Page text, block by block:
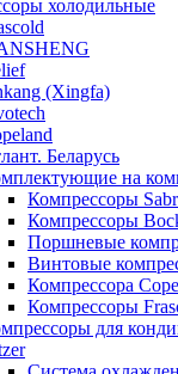
холодильные
(Xingfa)
Беларусь
на
Компрессоры
Компрессоры
Поршневые
Винтовые
Компрессора
Компрессоры
для